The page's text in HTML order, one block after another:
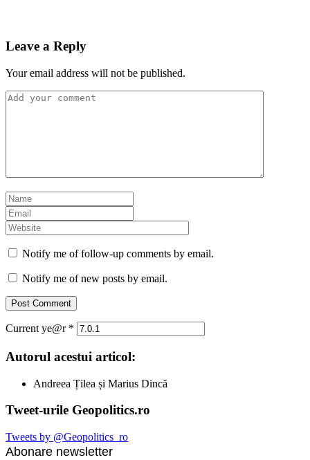
Leave a Reply
Your email address will not be published.
Notify me of follow-up comments by email.
Notify me of new posts by email.
Current ye@r *
Autorul acestui articol:
Andreea Țilea și Marius Dincă
Tweet-urile Geopolitics.ro
Tweets by @Geopolitics_ro
Abonare newsletter